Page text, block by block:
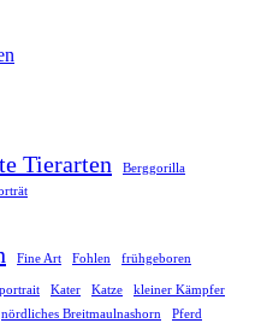
Tierarten
Berggorilla
Fine Art Fohlen frühgeboren
Kater Katze kleiner Kämpfer
nördliches Breitmaulnashorn
Pferd